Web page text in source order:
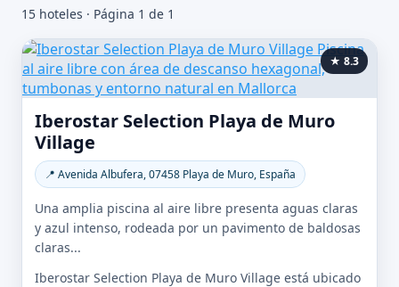
15 hoteles · Página 1 de 1
★ 8.3
Iberostar Selection Playa de Muro
Village
📍 Avenida Albufera, 07458 Playa de Muro, España
Una amplia piscina al aire libre presenta aguas claras
y azul intenso, rodeada por un pavimento de baldosas
claras...
Iberostar Selection Playa de Muro Village está ubicado